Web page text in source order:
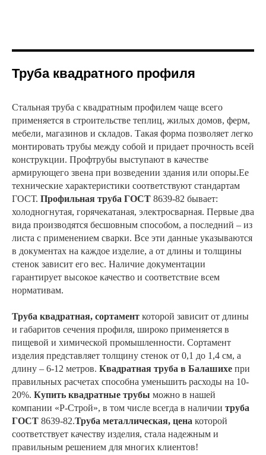
Труба квадратного профиля
Стальная труба с квадратным профилем чаще всего
применяется в строительстве теплиц, жилых домов, ферм,
мебели, магазинов и складов. Такая форма позволяет легко
монтировать трубы между собой и придает прочность всей
конструкции. Профтрубы выступают в качестве
армирующего звена при возведении здания или опоры.Ее
технические характеристики соответствуют стандартам
ГОСТ. Профильная труба ГОСТ 8639-82 бывает:
холодногнутая, горячекатаная, электросварная. Первые два
вида производятся бесшовным способом, а последний – из
листа с применением сварки. Все эти данные указываются
в документах на каждое изделие, а от длины и толщины
стенок зависит его вес. Наличие документации
гарантирует высокое качество и соответствие всем
нормативам.
Труба квадратная, сортамент которой зависит от длины
и габаритов сечения профиля, широко применяется в
пищевой и химической промышленности. Сортамент
изделия представляет толщину стенок от 0,1 до 1,4 см, а
длину – 6-12 метров. Квадратная труба в Балашихе при
правильных расчетах способна уменьшить расходы на 10-
20%. Купить квадратные трубы можно в нашей
компании «Р-Строй», в том числе всегда в наличии труба
ГОСТ 8639-82.Труба металлическая, цена которой
соответствует качеству изделия, стала надежным и
правильным решением для многих клиентов!